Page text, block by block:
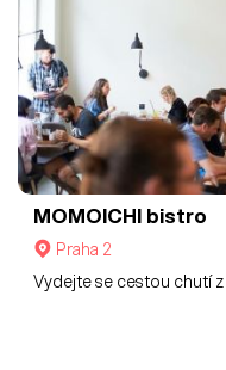
MOMOICHI bistro
Praha 2
Vydejte se cestou chutí